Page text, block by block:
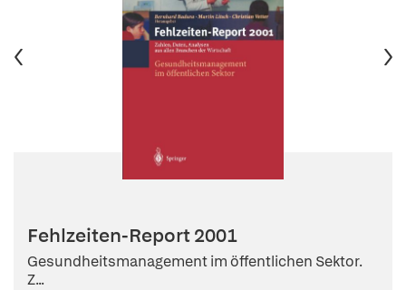
Fehlzeiten-Report 2001
Gesundheitsmanagement im öffentlichen Sektor.
Z...